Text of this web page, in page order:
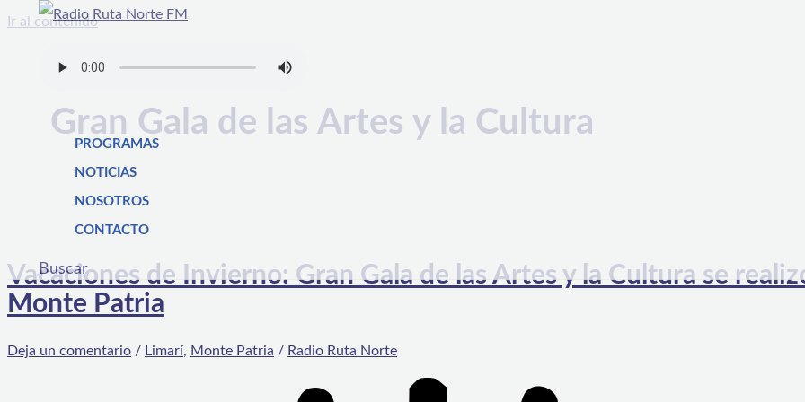
Ir al contenido
PROGRAMAS
NOTICIAS
NOSOTROS
CONTACTO
Buscar
Gran Gala de las Artes y la Cultura
Vacaciones de Invierno: Gran Gala de las Artes y la Cultura se
Monte Patria
Deja un comentario / Limarí, Monte Patria / Radio Ruta Norte